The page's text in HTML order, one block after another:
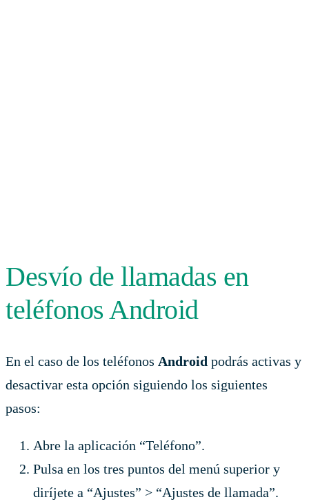
Desvío de llamadas en
teléfonos Android
En el caso de los teléfonos Android podrás activas y
desactivar esta opción siguiendo los siguientes
pasos:
Abre la aplicación “Teléfono”.
Pulsa en los tres puntos del menú superior y
diríjete a “Ajustes” > “Ajustes de llamada”.